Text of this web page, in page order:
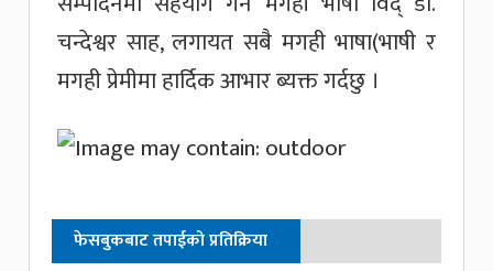
चन्देश्वर साह, लगायत सबै मगही भाषा(भाषी र
मगही प्रेमीमा हार्दिक आभार ब्यक्त गर्दछु ।
फेसबुकबाट तपाईको प्रतिक्रिया